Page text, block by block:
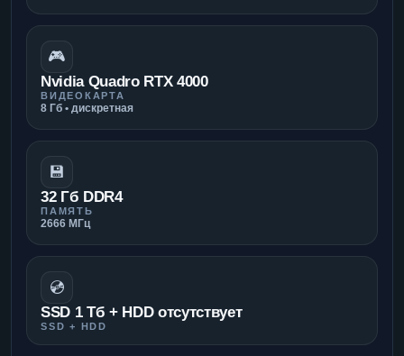
🎮
Nvidia Quadro RTX 4000
ВИДЕОКАРТА
8 Гб • дискретная
💾
32 Гб DDR4
ПАМЯТЬ
2666 МГц
💿
SSD 1 Тб + HDD отсутствует
SSD + HDD